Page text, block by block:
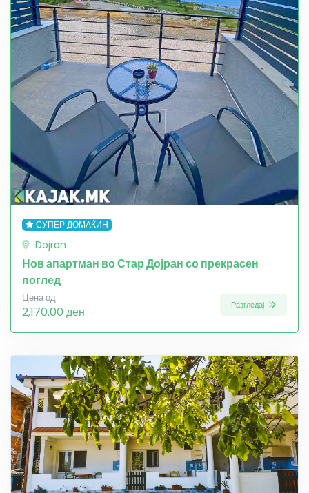
СУПЕР ДОМАЌИН
Dojran
Нов апартман во Стар Дојран со прекрасен
поглед
Цена од
2,170.00 ден Разгледај